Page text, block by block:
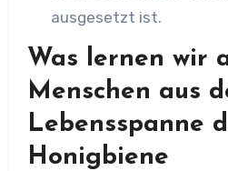
ausgesetzt ist.
Was lernen wir
Menschen aus
Lebensspanne
Honigbiene